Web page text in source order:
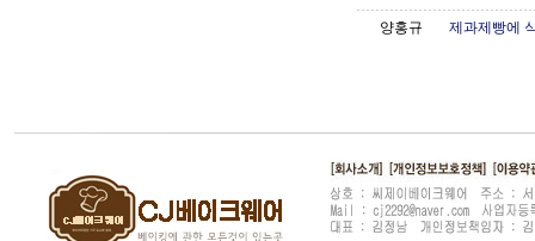
양홍규 제과제빵에